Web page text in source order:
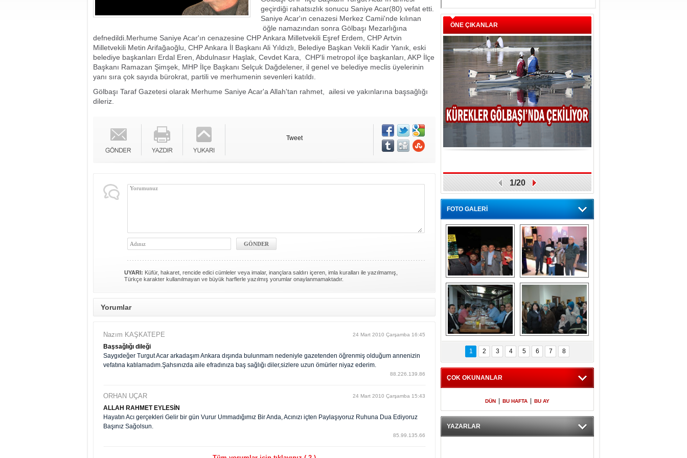
geçirdiği rahatsızlık sonucu Saniye Acar(80) vefat etti.
Saniye Acar'ın cenazesi Merkez Camii'nde kılınan
öğle namazından sonra Gölbaşı Mezarlığına
defnedildi.Merhume Saniye Acar'ın cenazesine CHP Ankara Milletvekili Eşref Erdem, CHP Artvin
Milletvekili Metin Arifağaoğlu, CHP Ankara İl Başkanı Ali Yıldızlı, Belediye Başkan Vekili Kadir Yanık, eski
belediye başkanları Erdal Eren, Abdulnasır Haşlak, Cevdet Kara, CHP'li metropol ilçe başkanları, AKP İlçe
Başkanı Ramazan Şimşek, MHP İlçe Başkanı Selçuk Dağdelener, il genel ve belediye meclis üyelerinin
yanı sıra çok sayıda bürokrat, partili ve merhumenin sevenleri katıldı.
Gölbaşı Taraf Gazetesi olarak Merhume Saniye Acar'a Allah'tan rahmet, ailesi ve yakınlarına başsağlığı
dileriz.
Tweet
UYARI: Küfür, hakaret, rencide edici cümleler veya imalar, inançlara saldırı içeren, imla kuralları ile yazılmamış,
Türkçe karakter kullanılmayan ve büyük harflerle yazılmış yorumlar onaylanmamaktadır.
Yorumlar
Nazım KAŞKATEPE 24 Mart 2010 Çarşamba 16:45
Başsağlığı dileği
Saygıdeğer Turgut Acar arkadaşım Ankara dışında bulunmam nedeniyle gazetenden öğrenmiş olduğum annenizin
vefatına katılamadım.Şahsınızda aile efradınıza baş sağlığı diler,sizlere uzun ömürler niyaz ederim.
88.226.139.86
ORHAN UÇAR 24 Mart 2010 Çarşamba 15:43
ALLAH RAHMET EYLESİN
Hayatın Acı gerçekleri Gelir bir gün Vurur Ummadığımız Bir Anda, Acınızı içten Paylaşıyoruz Ruhuna Dua Ediyoruz
Başınız Sağolsun.
85.99.135.66
ÖNE ÇIKANLAR
1/20
FOTO GALERİ
Gölbaşı GAZZE
İÇİN YÜRÜDÜ
Kaymakamlıktan
iftar yemeği
Kaymakamlıktan
iftar yemeği
NERGÜL
YILDIRIM SEÇİM
BÜROSUNU AÇTI
1 2 3 4 5 6 7 8
ÇOK OKUNANLAR
DÜN BU HAFTA BU AY
YAZARLAR